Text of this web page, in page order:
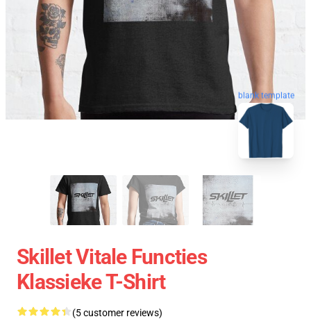
blank template
Skillet Vitale Functies
Klassieke T-Shirt
(5 customer reviews)